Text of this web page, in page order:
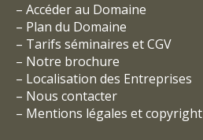
– Accéder au Domaine
– Plan du Domaine
– Tarifs séminaires et CGV
– Notre brochure
– Localisation des Entreprises
– Nous contacter
– Mentions légales et copyright